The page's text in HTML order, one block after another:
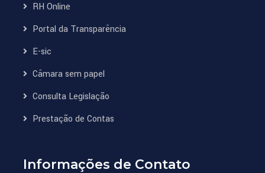
RH Online
Portal da Transparência
E-sic
Câmara sem papel
Consulta Legislação
Prestação de Contas
Informações de Contato